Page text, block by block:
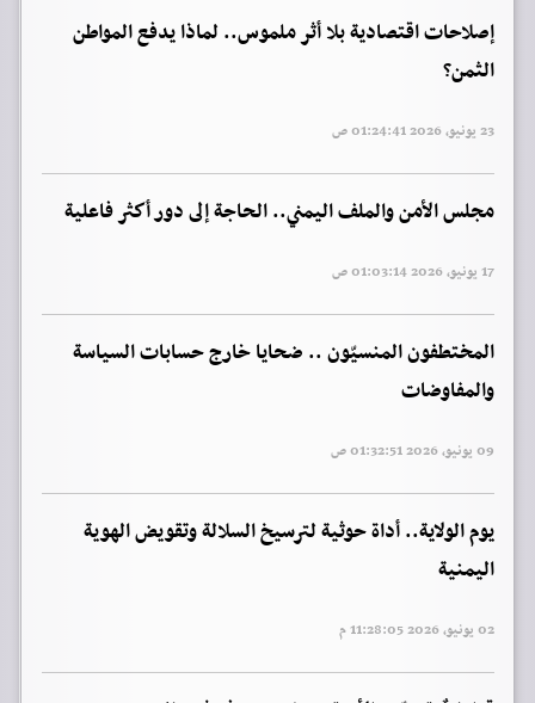
إصلاحات اقتصادية بلا أثر ملموس.. لماذا يدفع المواطن
الثمن؟
23 يونيو, 2026 01:24:41 ص
مجلس الأمن والملف اليمني.. الحاجة إلى دور أكثر فاعلية
17 يونيو, 2026 01:03:14 ص
المختطفون المنسيّون .. ضحايا خارج حسابات السياسة
والمفاوضات
09 يونيو, 2026 01:32:51 ص
يوم الولاية.. أداة حوثية لترسيخ السلالة وتقويض الهوية
اليمنية
02 يونيو, 2026 11:28:05 م